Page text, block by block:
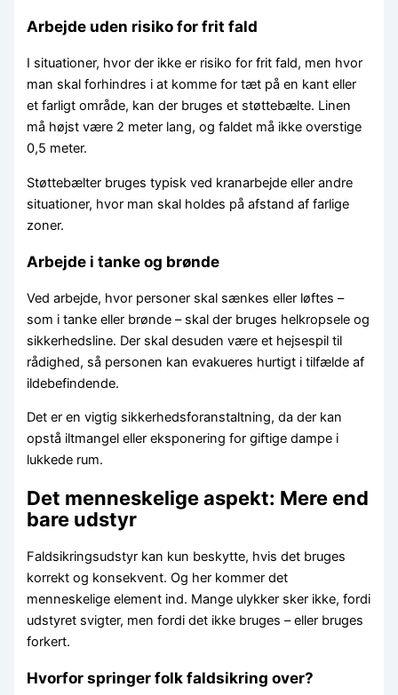
Arbejde uden risiko for frit fald
I situationer, hvor der ikke er risiko for frit fald, men hvor
man skal forhindres i at komme for tæt på en kant eller
et farligt område, kan der bruges et støttebælte. Linen
må højst være 2 meter lang, og faldet må ikke overstige
0,5 meter.
Støttebælter bruges typisk ved kranarbejde eller andre
situationer, hvor man skal holdes på afstand af farlige
zoner.
Arbejde i tanke og brønde
Ved arbejde, hvor personer skal sænkes eller løftes –
som i tanke eller brønde – skal der bruges helkropsele og
sikkerhedsline. Der skal desuden være et hejsespil til
rådighed, så personen kan evakueres hurtigt i tilfælde af
ildebefindende.
Det er en vigtig sikkerhedsforanstaltning, da der kan
opstå iltmangel eller eksponering for giftige dampe i
lukkede rum.
Det menneskelige aspekt: Mere end
bare udstyr
Faldsikringsudstyr kan kun beskytte, hvis det bruges
korrekt og konsekvent. Og her kommer det
menneskelige element ind. Mange ulykker sker ikke, fordi
udstyret svigter, men fordi det ikke bruges – eller bruges
forkert.
Hvorfor springer folk faldsikring over?